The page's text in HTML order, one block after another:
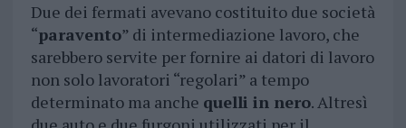
Due dei fermati avevano costituito due società
“paravento” di intermediazione lavoro, che
sarebbero servite per fornire ai datori di lavoro
non solo lavoratori “regolari” a tempo
determinato ma anche quelli in nero. Altresì